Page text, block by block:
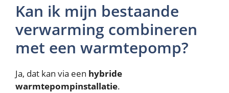
Kan ik mijn bestaande
verwarming combineren
met een warmtepomp?
Ja, dat kan via een hybride
warmtepompinstallatie.